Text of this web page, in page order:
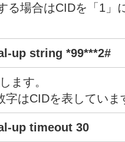
る場合はCIDを「1」
up string *99***2#
ます。
はCIDを表していま
up timeout 30